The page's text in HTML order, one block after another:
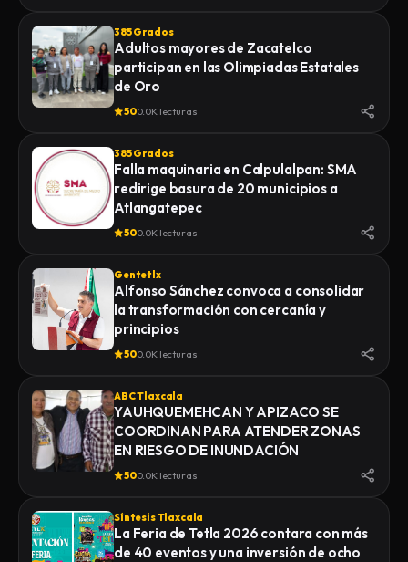
385 Grados
Adultos mayores de Zacatelco
participan en las Olimpiadas Estatales
de Oro
500.0K lecturas
385 Grados
Falla maquinaria en Calpulalpan: SMA
redirige basura de 20 municipios a
Atlangatepec
500.0K lecturas
Gentetlx
Alfonso Sánchez convoca a consolidar
la transformación con cercanía y
principios
500.0K lecturas
ABC Tlaxcala
YAUHQUEMEHCAN Y APIZACO SE
COORDINAN PARA ATENDER ZONAS
EN RIESGO DE INUNDACIÓN
500.0K lecturas
Síntesis Tlaxcala
La Feria de Tetla 2026 contara con más
de 40 eventos y una inversión de ocho